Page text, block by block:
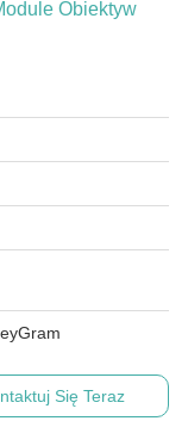
Obiektyw
Się Teraz